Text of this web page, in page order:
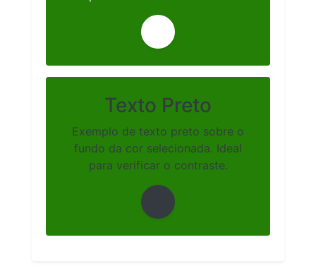
Texto Preto
Exemplo de texto preto sobre o
fundo da cor selecionada. Ideal
para verificar o contraste.